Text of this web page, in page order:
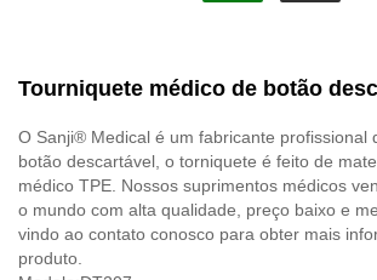
Tourniquete médico de botão
O Sanji® Medical é um fabricante profissional
botão descartável, o torniquete é feito de
médico TPE. Nossos suprimentos médicos
o mundo com alta qualidade, preço baixo e
vindo ao contato conosco para obter mais
produto.